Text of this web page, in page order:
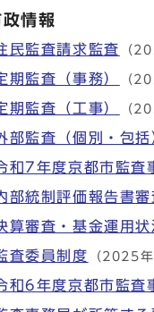
政情報
民監査請求監査 （
期監査（事務） （
期監査（工事） （
部監査（個別・包括
和7年度京都市監査
部統制評価報告書審
算審査・基金運用
査委員制度 （2025
和6年度京都市監査